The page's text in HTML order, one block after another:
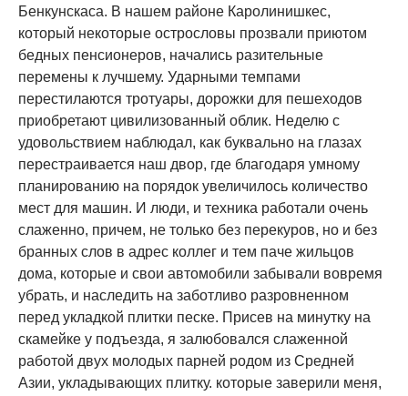
Бенкунскаса. В нашем районе Каролинишкес,
который некоторые острословы прозвали приютом
бедных пенсионеров, начались разительные
перемены к лучшему. Ударными темпами
перестилаются тротуары, дорожки для пешеходов
приобретают цивилизованный облик. Неделю с
удовольствием наблюдал, как буквально на глазах
перестраивается наш двор, где благодаря умному
планированию на порядок увеличилось количество
мест для машин. И люди, и техника работали очень
слаженно, причем, не только без перекуров, но и без
бранных слов в адрес коллег и тем паче жильцов
дома, которые и свои автомобили забывали вовремя
убрать, и наследить на заботливо разровненном
перед укладкой плитки песке. Присев на минутку на
скамейке у подъезда, я залюбовался слаженной
работой двух молодых парней родом из Средней
Азии, укладывающих плитку. которые заверили меня,